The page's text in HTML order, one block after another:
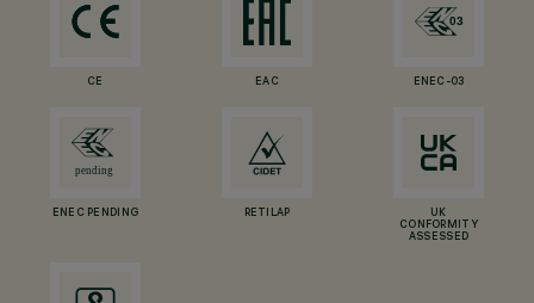
CE EAC ENEC-03
ENEC PENDING RETILAP
UK
CONFORMITY
ASSESSED